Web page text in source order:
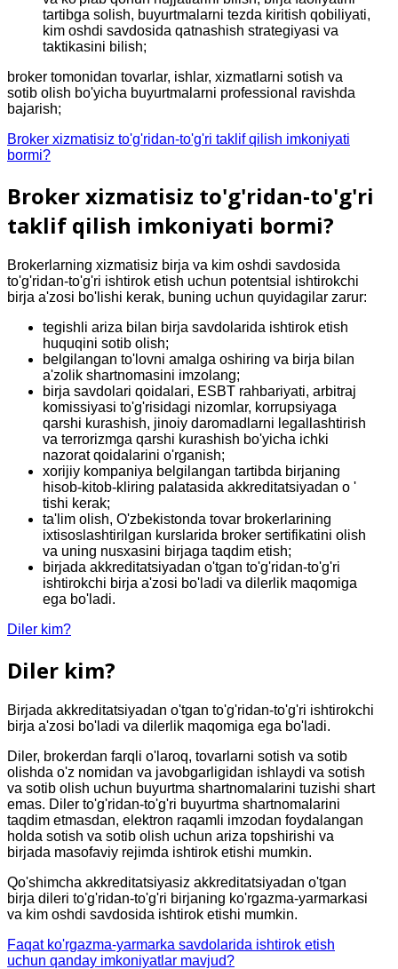
tartibga solish, buyurtmalarni tezda kiritish qobiliyati,
kim oshdi savdosida qatnashish strategiyasi va
taktikasini bilish;
broker tomonidan tovarlar, ishlar, xizmatlarni sotish va
sotib olish bo'yicha buyurtmalarni professional ravishda
bajarish;
Broker xizmatisiz to'g'ridan-to'g'ri taklif qilish imkoniyati
bormi?
Broker xizmatisiz to'g'ridan-to'g'ri
taklif qilish imkoniyati bormi?
Brokerlarning xizmatisiz birja va kim oshdi savdosida
to'g'ridan-to'g'ri ishtirok etish uchun potentsial ishtirokchi
birja a'zosi bo'lishi kerak, buning uchun quyidagilar zarur:
tegishli ariza bilan birja savdolarida ishtirok etish
huquqini sotib olish;
belgilangan to'lovni amalga oshiring va birja bilan
a'zolik shartnomasini imzolang;
birja savdolari qoidalari, ESBT rahbariyati, arbitraj
komissiyasi to'g'risidagi nizomlar, korrupsiyaga
qarshi kurashish, jinoiy daromadlarni legallashtirish
va terrorizmga qarshi kurashish bo'yicha ichki
nazorat qoidalarini o'rganish;
xorijiy kompaniya belgilangan tartibda birjaning
hisob-kitob-kliring palatasida akkreditatsiyadan o '
tishi kerak;
ta'lim olish, O'zbekistonda tovar brokerlarining
ixtisoslashtirilgan kurslarida broker sertifikatini olish
va uning nusxasini birjaga taqdim etish;
birjada akkreditatsiyadan o'tgan to'g'ridan-to'g'ri
ishtirokchi birja a'zosi bo'ladi va dilerlik maqomiga
ega bo'ladi.
Diler kim?
Diler kim?
Birjada akkreditatsiyadan o'tgan to'g'ridan-to'g'ri ishtirokchi
birja a'zosi bo'ladi va dilerlik maqomiga ega bo'ladi.
Diler, brokerdan farqli o'laroq, tovarlarni sotish va sotib
olishda o'z nomidan va javobgarligidan ishlaydi va sotish
va sotib olish uchun buyurtma shartnomalarini tuzishi shart
emas. Diler to'g'ridan-to'g'ri buyurtma shartnomalarini
taqdim etmasdan, elektron raqamli imzodan foydalangan
holda sotish va sotib olish uchun ariza topshirishi va
birjada masofaviy rejimda ishtirok etishi mumkin.
Qo'shimcha akkreditatsiyasiz akkreditatsiyadan o'tgan
birja dileri to'g'ridan-to'g'ri birjaning ko'rgazma-yarmarkasi
va kim oshdi savdosida ishtirok etishi mumkin.
Faqat ko'rgazma-yarmarka savdolarida ishtirok etish
uchun qanday imkoniyatlar mavjud?